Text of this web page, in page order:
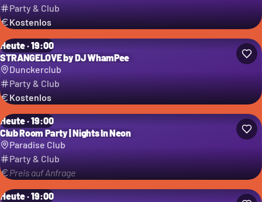
Party & Club
Kostenlos
Heute · 19:00
STRANGELOVE by DJ WhamPee
Dunckerclub
Party & Club
Kostenlos
Heute · 19:00
Club Room Party | Nights In Neon
Paradise Club
Party & Club
Preis auf Anfrage
Heute · 19:00